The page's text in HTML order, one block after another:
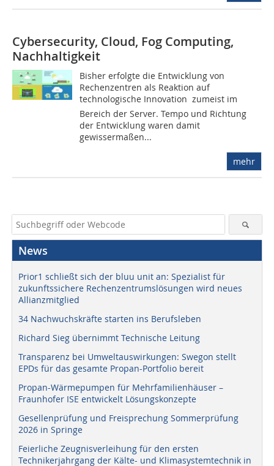
Cybersecurity, Cloud, Fog Computing,
Nachhaltigkeit
Bisher erfolgte die Entwicklung von
Rechenzentren als Reaktion auf
technologische Innovation  zumeist im
Bereich der Server. Tempo und Richtung
der Entwicklung waren damit
gewissermaßen...
mehr
News
Prior1 schließt sich der bluu unit an: Spezialist für
zukunftssichere Rechenzentrumslösungen wird neues
Allianzmitglied
34 Nachwuchskräfte starten ins Berufsleben
Richard Sieg übernimmt Technische Leitung
Transparenz bei Umweltauswirkungen: Swegon stellt
EPDs für das gesamte Propan-Portfolio bereit
Propan-Wärmepumpen für Mehrfamilienhäuser –
Fraunhofer ISE entwickelt Lösungskonzepte
Gesellenprüfung und Freisprechung Sommerprüfung
2026 in Springe
Feierliche Zeugnisverleihung für den ersten
Technikerjahrgang der Kälte- und Klimasystemtechnik in